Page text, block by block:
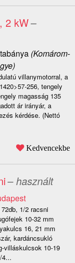
2 kW–
(Komárom-
villanymotorral, a
256, tengely
magasság 135
ár irányár, a
kérdése. (Nettó
Kedvencekbe
– használt
1/2 racsni
10-32 mm
16, 21 mm
kardáncsukló
villáskulcsok 10-19
4...